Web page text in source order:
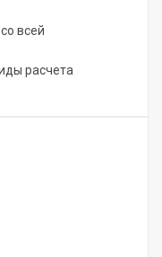
всей
расчета